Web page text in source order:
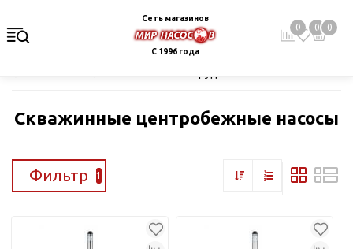
Сеть магазинов
С 1996 года
0 0 0
Скважинные центробежные насосы
Фильтр 1